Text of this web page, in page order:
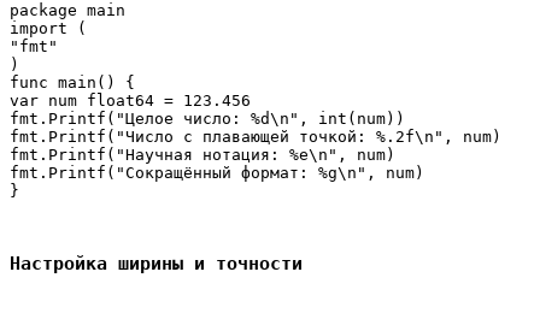
package main
import (
"fmt"
)
func main() {
var num float64 = 123.456
fmt.Printf("Целое число: %d\n", int(num))
fmt.Printf("Число с плавающей точкой: %.2f\n", num)
fmt.Printf("Научная нотация: %e\n", num)
fmt.Printf("Сокращённый формат: %g\n", num)
Настройка ширины и точности